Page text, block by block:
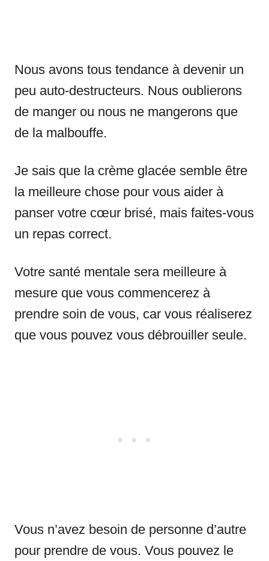
Nous avons tous tendance à devenir un
peu auto-destructeurs. Nous oublierons
de manger ou nous ne mangerons que
de la malbouffe.
Je sais que la crème glacée semble être
la meilleure chose pour vous aider à
panser votre cœur brisé, mais faites-vous
un repas correct.
Votre santé mentale sera meilleure à
mesure que vous commencerez à
prendre soin de vous, car vous réaliserez
que vous pouvez vous débrouiller seule.
Vous n’avez besoin de personne d’autre
pour prendre de vous. Vous pouvez le